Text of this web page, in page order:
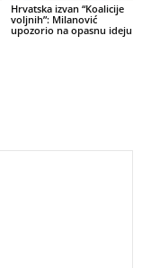
Hrvatska izvan “Koalicije
voljnih”: Milanović
upozorio na opasnu ideju